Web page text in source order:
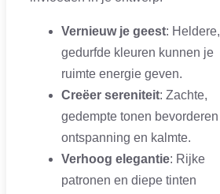
Vernieuw je geest: Heldere,
gedurfde kleuren kunnen je
ruimte energie geven.
Creëer sereniteit: Zachte,
gedempte tonen bevorderen
ontspanning en kalmte.
Verhoog elegantie: Rijke
patronen en diepe tinten